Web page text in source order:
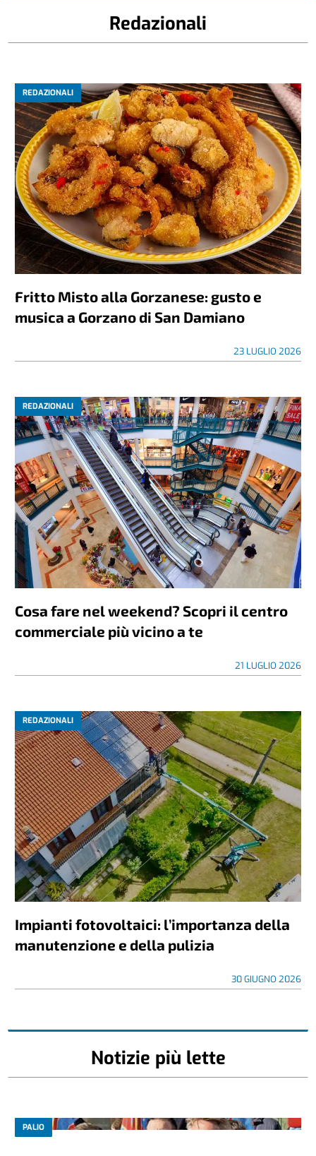
Redazionali
REDAZIONALI
Fritto Misto alla Gorzanese: gusto e
musica a Gorzano di San Damiano
23 LUGLIO 2026
REDAZIONALI
Cosa fare nel weekend? Scopri il centro
commerciale più vicino a te
21 LUGLIO 2026
REDAZIONALI
Impianti fotovoltaici: l’importanza della
manutenzione e della pulizia
30 GIUGNO 2026
Notizie più lette
PALIO